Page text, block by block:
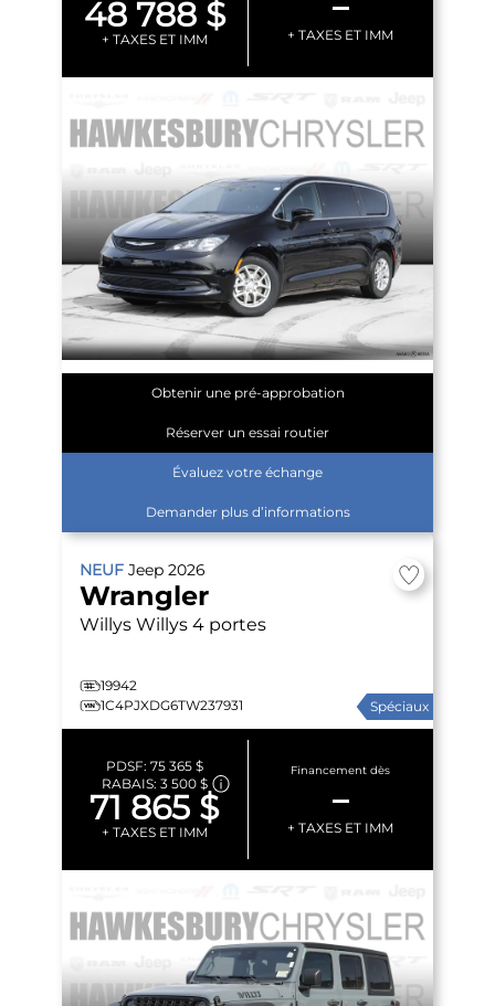
48 788 $
+ TAXES ET IMM + TAXES ET IMM
Obtenir une pré-approbation
Réserver un essai routier
Évaluez votre échange
Demander plus d’informations
NEUF Jeep 2026
Wrangler
Willys Willys 4 portes
19942
1C4PJXDG6TW237931
Spéciaux
PDSF: 75 365 $
RABAIS: 3 500 $
71 865 $
+ TAXES ET IMM
Financement dès
–
+ TAXES ET IMM